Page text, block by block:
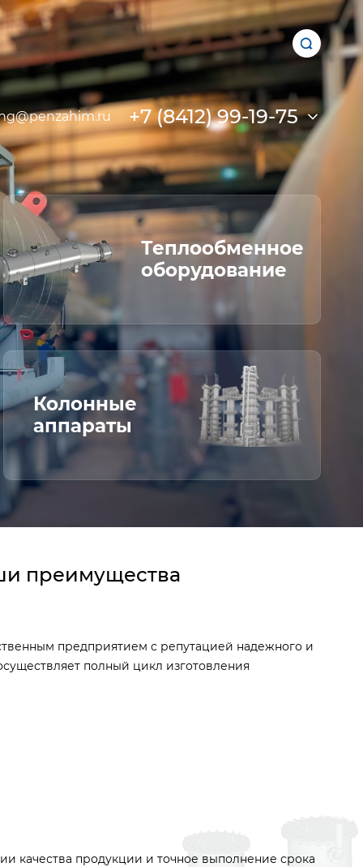
+7 (8412) 99-19-75
Теплообменное
оборудование
Колонные
аппараты
преимущества
предприятием с репутацией надежного и
полный цикл изготовления
качества продукции и точное выполнение срока